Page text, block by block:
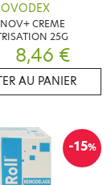
CREME
25G
8,46 €
AU PANIER
-15%